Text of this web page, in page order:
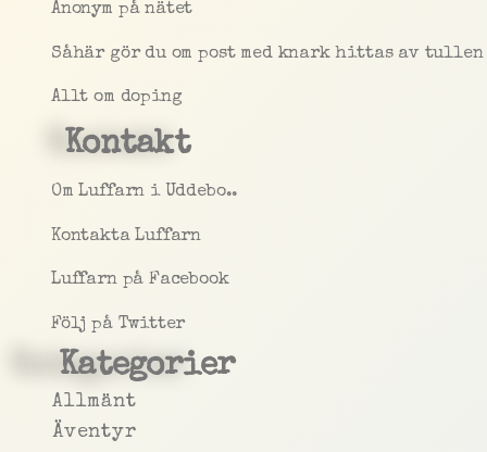
Anonym på nätet
Såhär gör du om post med knark hittas av tullen
Allt om doping
Kontakt
Om Luffarn i Uddebo..
Kontakta Luffarn
Luffarn på Facebook
Följ på Twitter
Kategorier
Allmänt
Äventyr